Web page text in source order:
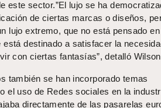
este sector.”El lujo se ha
de ciertas marcas o diseños,
lujo extremo, que no está pensado en
está destinado a satisfacer la
con ciertas fantasías”, detalló
también se han incorporado temas
el uso de Redes sociales en la
directamente de las pasarelas